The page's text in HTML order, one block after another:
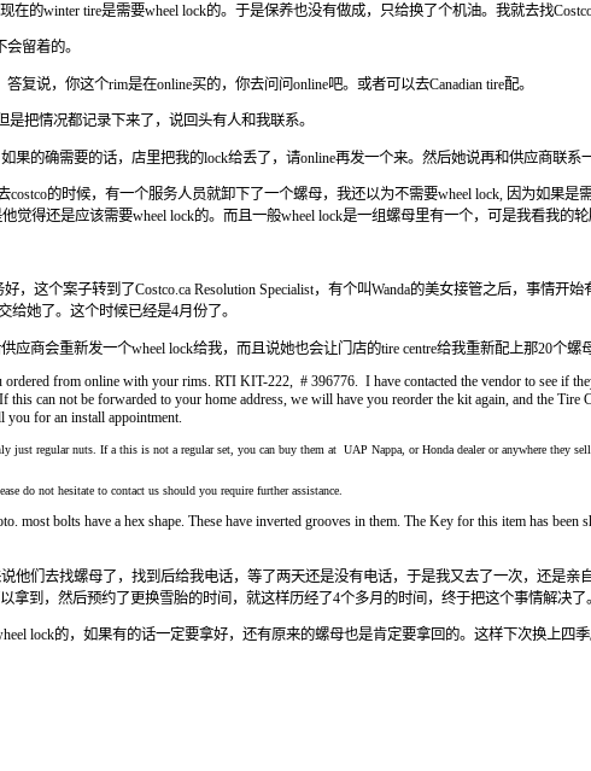
在的winter tire是需要wheel lock的。于是保养也没有做成，只给换了个机油。我就去找
留着的。
说，你这个rim是在online买的，你去问问online吧。或者可以去Canadian tire配。
把情况都记录下来了，说回头有人和我联系。
果的确需要的话，店里把我的lock给丢了，请online再发一个来。然后她说再和供应商联系
的时候，有一个服务人员就卸下了一个螺母，我还以为不需要wheel lock, 因为如果是
得还是应该需要wheel lock的。而且一般wheel lock是一组螺母里有一个，可是我看我的
这个案子转到了Costco.ca Resolution Specialist，有个叫Wanda的美女接管之后，事情开始
给她了。这个时候已经是4月份了。
商会重新发一个wheel lock给我，而且说她也会让门店的tire centre给我重新配上那20个螺
from online with your rims. RTI KIT-222, # 396776. I have contacted the vendor to see if
can not be forwarded to your home address, we will have you reorder the kit again, and the Tire
you for an install appointment.
just regular nuts. If a this is not a regular set, you can buy them at UAP Nappa, or Honda dealer or anywhere they
do not hesitate to contact us should you require further assistance.
most bolts have a hex shape. These have inverted grooves in them. The Key for this item has been
他们去找螺母了，找到后给我电话，等了两天还是没有电话，于是我又去了一次，还是亲
拿到，然后预约了更换雪胎的时间，就这样历经了4个多月的时间，终于把这个事情解决了
lock的，如果有的话一定要拿好，还有原来的螺母也是肯定要拿回的。这样下次换上四